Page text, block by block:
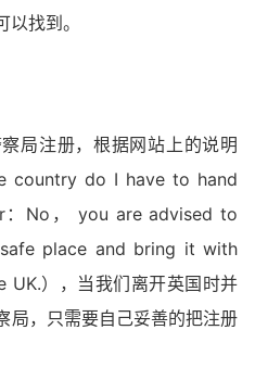
找到。
局注册，根据网站上的说明
country do I have to hand
No， you are advised to
place and bring it with
），当我们离开英国时并
局，只需要自己妥善的把注册